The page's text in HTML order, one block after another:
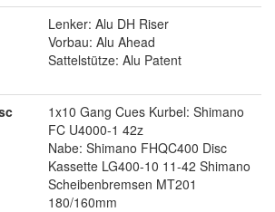
Lenker: Alu DH Riser
Vorbau: Alu Ahead
Sattelstütze: Alu Patent
1x10 Gang Cues Kurbel: Shimano
FC U4000-1 42z
Nabe: Shimano FHQC400 Disc
Kassette LG400-10 11-42 Shimano
Scheibenbremsen MT201
180/160mm